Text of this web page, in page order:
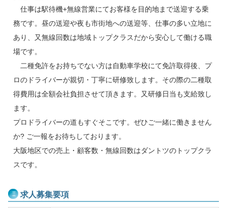
仕事は駅待機+無線営業にてお客様を目的地まで送迎する乗
務です。昼の送迎や夜も市街地への送迎等、仕事の多い立地に
あり、又無線回数は地域トップクラスだから安心して働ける職
場です。
二種免許をお持ちでない方は自動車学校にて免許取得後、プ
ロのドライバーが親切・丁寧に研修致します。その際の二種取
得費用は全額会社負担させて頂きます。又研修日当も支給致し
ます。
プロドライバーの道もすぐそこです。ぜひご一緒に働きません
か? ご一報をお待ちしております。
大阪地区での売上・顧客数・無線回数はダントツのトップクラ
スです。
求人募集要項